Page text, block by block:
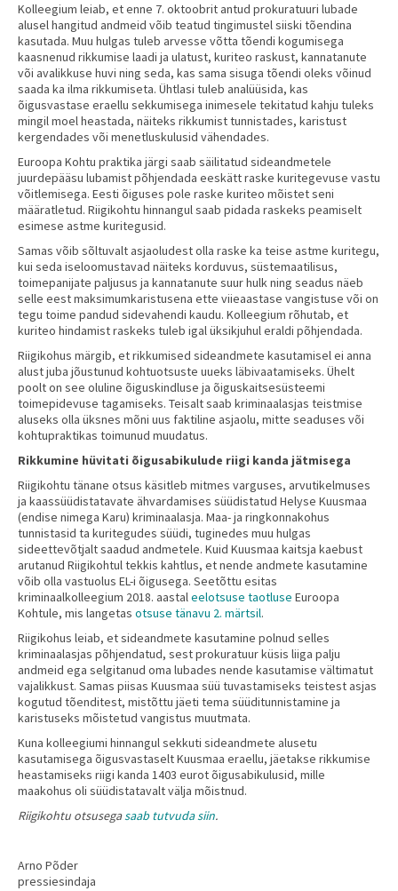
Kolleegium leiab, et enne 7. oktoobrit antud prokuratuuri lubade
alusel hangitud andmeid võib teatud tingimustel siiski tõendina
kasutada. Muu hulgas tuleb arvesse võtta tõendi kogumisega
kaasnenud rikkumise laadi ja ulatust, kuriteo raskust, kannatanute
või avalikkuse huvi ning seda, kas sama sisuga tõendi oleks võinud
saada ka ilma rikkumiseta. Ühtlasi tuleb analüüsida, kas
õigusvastase eraellu sekkumisega inimesele tekitatud kahju tuleks
mingil moel heastada, näiteks rikkumist tunnistades, karistust
kergendades või menetluskulusid vähendades.
Euroopa Kohtu praktika järgi saab säilitatud sideandmetele
juurdepääsu lubamist põhjendada eeskätt raske kuritegevuse vastu
võitlemisega. Eesti õiguses pole raske kuriteo mõistet seni
määratletud. Riigikohtu hinnangul saab pidada raskeks peamiselt
esimese astme kuritegusid.
Samas võib sõltuvalt asjaoludest olla raske ka teise astme kuritegu,
kui seda iseloomustavad näiteks korduvus, süstemaatilisus,
toimepanijate paljusus ja kannatanute suur hulk ning seadus näeb
selle eest maksimumkaristusena ette viieaastase vangistuse või on
tegu toime pandud sidevahendi kaudu. Kolleegium rõhutab, et
kuriteo hindamist raskeks tuleb igal üksikjuhul eraldi põhjendada.
Riigikohus märgib, et rikkumised sideandmete kasutamisel ei anna
alust juba jõustunud kohtuotsuste uueks läbivaatamiseks. Ühelt
poolt on see oluline õiguskindluse ja õiguskaitsesüsteemi
toimepidevuse tagamiseks. Teisalt saab kriminaalasjas teistmise
aluseks olla üksnes mõni uus faktiline asjaolu, mitte seaduses või
kohtupraktikas toimunud muudatus.
Rikkumine hüvitati õigusabikulude riigi kanda jätmisega
Riigikohtu tänane otsus käsitleb mitmes varguses, arvutikelmuses
ja kaassüüdistatavate ähvardamises süüdistatud Helyse Kuusmaa
(endise nimega Karu) kriminaalasja. Maa- ja ringkonnakohus
tunnistasid ta kuritegudes süüdi, tuginedes muu hulgas
sideettevõtjalt saadud andmetele. Kuid Kuusmaa kaitsja kaebust
arutanud Riigikohtul tekkis kahtlus, et nende andmete kasutamine
võib olla vastuolus EL-i õigusega. Seetõttu esitas
kriminaalkolleegium 2018. aastaleelotsuse taotluse Euroopa
Kohtule, mis langetas otsuse tänavu 2. märtsil.
Riigikohus leiab, et sideandmete kasutamine polnud selles
kriminaalasjas põhjendatud, sest prokuratuur küsis liiga palju
andmeid ega selgitanud oma lubades nende kasutamise vältimatut
vajalikkust. Samas piisas Kuusmaa süü tuvastamiseks teistest asjas
kogutud tõenditest, mistõttu jäeti tema süüditunnistamine ja
karistuseks mõistetud vangistus muutmata.
Kuna kolleegiumi hinnangul sekkuti sideandmete alusetu
kasutamisega õigusvastaselt Kuusmaa eraellu, jäetakse rikkumise
heastamiseks riigi kanda 1403 eurot õigusabikulusid, mille
maakohus oli süüdistatavalt välja mõistnud.
Riigikohtu otsusegasaab tutvuda siin.
Arno Põder
pressiesindaja